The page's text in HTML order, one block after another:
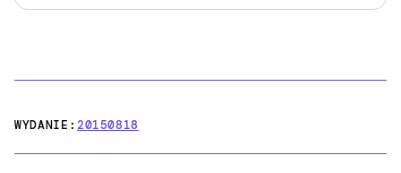
WYDANIE:20150818